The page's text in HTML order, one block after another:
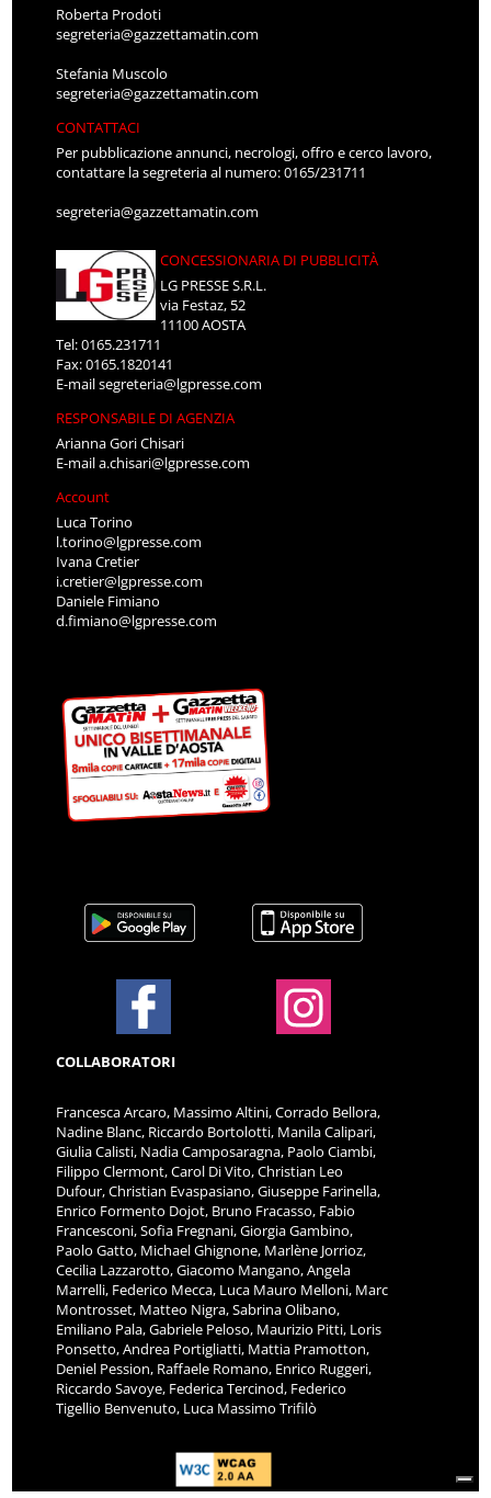
Roberta Prodoti
segreteria@gazzettamatin.com
Stefania Muscolo
segreteria@gazzettamatin.com
CONTATTACI
Per pubblicazione annunci, necrologi, offro e cerco lavoro,
contattare la segreteria al numero: 0165/231711
segreteria@gazzettamatin.com
CONCESSIONARIA DI PUBBLICITÀ
LG PRESSE S.R.L.
via Festaz, 52
11100 AOSTA
Tel: 0165.231711
Fax: 0165.1820141
E-mailsegreteria@lgpresse.com
RESPONSABILE DI AGENZIA
Arianna Gori Chisari
E-maila.chisari@lgpresse.com
Account
Luca Torino
l.torino@lgpresse.com
Ivana Cretier
i.cretier@lgpresse.com
Daniele Fimiano
d.fimiano@lgpresse.com
COLLABORATORI
Francesca Arcaro, Massimo Altini, Corrado Bellora,
Nadine Blanc, Riccardo Bortolotti, Manila Calipari,
Giulia Calisti, Nadia Camposaragna, Paolo Ciambi,
Filippo Clermont, Carol Di Vito, Christian Leo
Dufour, Christian Evaspasiano, Giuseppe Farinella,
Enrico Formento Dojot, Bruno Fracasso, Fabio
Francesconi, Sofia Fregnani, Giorgia Gambino,
Paolo Gatto, Michael Ghignone, Marlène Jorrioz,
Cecilia Lazzarotto, Giacomo Mangano, Angela
Marrelli, Federico Mecca, Luca Mauro Melloni, Marc
Montrosset, Matteo Nigra, Sabrina Olibano,
Emiliano Pala, Gabriele Peloso, Maurizio Pitti, Loris
Ponsetto, Andrea Portigliatti, Mattia Pramotton,
Deniel Pession, Raffaele Romano, Enrico Ruggeri,
Riccardo Savoye, Federica Tercinod, Federico
Tigellio Benvenuto, Luca Massimo Trifilò